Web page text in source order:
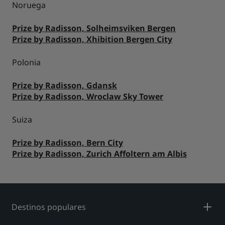
Noruega
Prize by Radisson, Solheimsviken Bergen
Prize by Radisson, Xhibition Bergen City
Polonia
Prize by Radisson, Gdansk
Prize by Radisson, Wroclaw Sky Tower
Suiza
Prize by Radisson, Bern City
Prize by Radisson, Zurich Affoltern am Albis
Destinos populares